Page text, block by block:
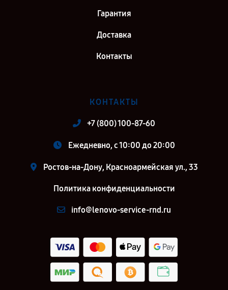
Гарантия
Доставка
Контакты
КОНТАКТЫ
+7 (800) 100-87-60
Ежедневно, с 10:00 до 20:00
Ростов-на-Дону, Красноармейская ул., 33
Политика конфиденциальности
info@lenovo-service-rnd.ru